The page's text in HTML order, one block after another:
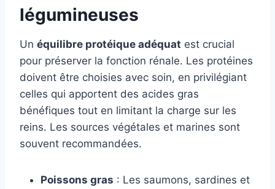
légumineuses
Un équilibre protéique adéquat est crucial
pour préserver la fonction rénale. Les protéines
doivent être choisies avec soin, en privilégiant
celles qui apportent des acides gras
bénéfiques tout en limitant la charge sur les
reins. Les sources végétales et marines sont
souvent recommandées.
Poissons gras : Les saumons, sardines et